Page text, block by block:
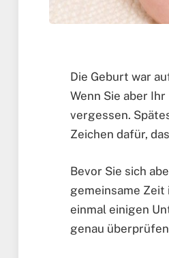
Die Geburt war
Wenn Sie aber
vergessen.
Zeichen dafür,
Bevor Sie sich
gemeinsame
einmal einigen
genau